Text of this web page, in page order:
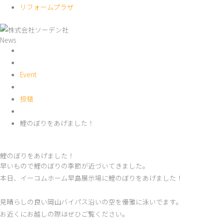
リフォームプラザ
News
Event
投稿
鯉のぼりをあげました！
鯉のぼりをあげました！
早いもので鯉のぼりの季節が近づいてきました。
本日、イーコムホーム早島展示場に鯉のぼりをあげました！
見晴らしの良い岡山バイパス沿いの空を優雅に泳いでます。
お近くにお越しの際はぜひご覧ください。